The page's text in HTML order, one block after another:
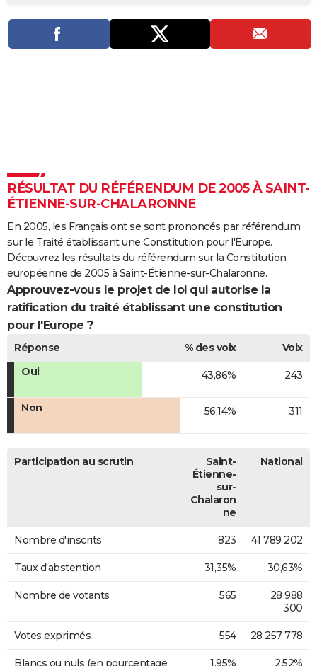
PHOTO
GUIDES D'ACHAT
COPAINS D'AVANT
FORUM
Bricolage
Lifestyle
Culture
Sport
Auto
Television
Voyage
Cinema
RÉSULTAT DU RÉFÉRENDUM DE 2005 À SAINT-
ÉTIENNE-SUR-CHALARONNE
En 2005, les Français ont se sont prononcés par référendum
sur le Traité établissant une Constitution pour l'Europe.
Découvrez les résultats du référendum sur la Constitution
européenne de 2005 à Saint-Étienne-sur-Chalaronne.
Approuvez-vous le projet de loi qui autorise la
ratification du traité établissant une constitution
pour l'Europe ?
Réponse % des voix
Voix
Oui
43,86% 243
Non 56,14% 311
Participation au scrutin
Saint-
Étienne-
sur-
Chalaron
ne
National
Nombre d'inscrits 823 41 789 202
Taux d'abstention 31,35% 30,63%
Nombre de votants 565
28 988
300
Votes exprimés 554 28 257 778